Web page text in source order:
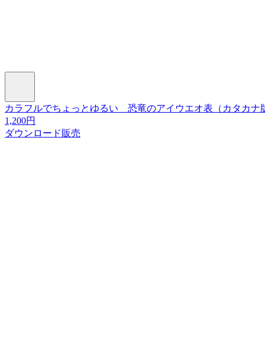
カラフルでちょっとゆるい 恐竜のアイウエオ表（カタカ
1,200円
ダウンロード販売